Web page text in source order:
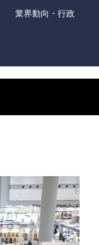
業界動向・行政